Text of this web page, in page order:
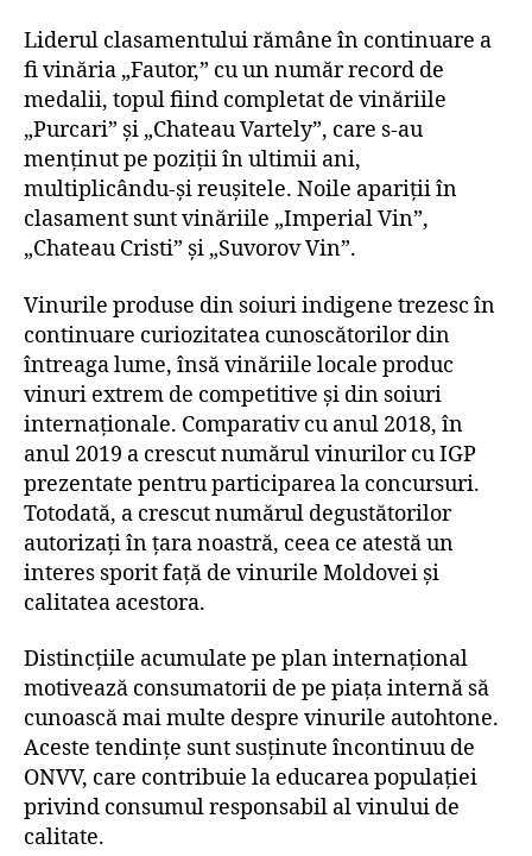
Liderul clasamentului rămâne în continuare a
fi vinăria „Fautor,” cu un număr record de
medalii, topul fiind completat de vinăriile
„Purcari” și „Chateau Vartely”, care s-au
menținut pe poziții în ultimii ani,
multiplicându-și reușitele. Noile apariții în
clasament sunt vinăriile „Imperial Vin”,
„Chateau Cristi” și „Suvorov Vin”.
Vinurile produse din soiuri indigene trezesc în
continuare curiozitatea cunoscătorilor din
întreaga lume, însă vinăriile locale produc
vinuri extrem de competitive și din soiuri
internaționale. Comparativ cu anul 2018, în
anul 2019 a crescut numărul vinurilor cu IGP
prezentate pentru participarea la concursuri.
Totodată, a crescut numărul degustătorilor
autorizați în țara noastră, ceea ce atestă un
interes sporit față de vinurile Moldovei și
calitatea acestora.
Distincțiile acumulate pe plan internațional
motivează consumatorii de pe piața internă să
cunoască mai multe despre vinurile autohtone.
Aceste tendințe sunt susținute încontinuu de
ONVV, care contribuie la educarea populației
privind consumul responsabil al vinului de
calitate.